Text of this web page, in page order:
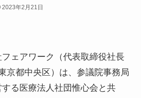
2023年2月21日
ェアワーク（代表取締役社長
京都中央区）は、参議院事務局
る医療法人社団惟心会と共